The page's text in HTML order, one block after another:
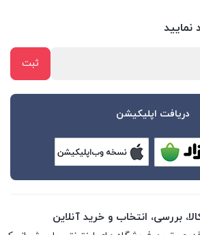
نمایید
دریافت اپلیکیشن
بررسی، انتخاب و خرید آنلاین